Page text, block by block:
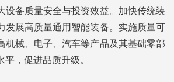
设备质量安全与投资效益。加快传统装
发展高质量通用智能装备。实施质量可
机械、电子、汽车等产品及其基础零部
，促进品质升级。